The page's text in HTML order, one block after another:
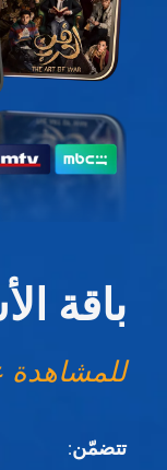
باقة
للمشاهدة
تتضمّن: